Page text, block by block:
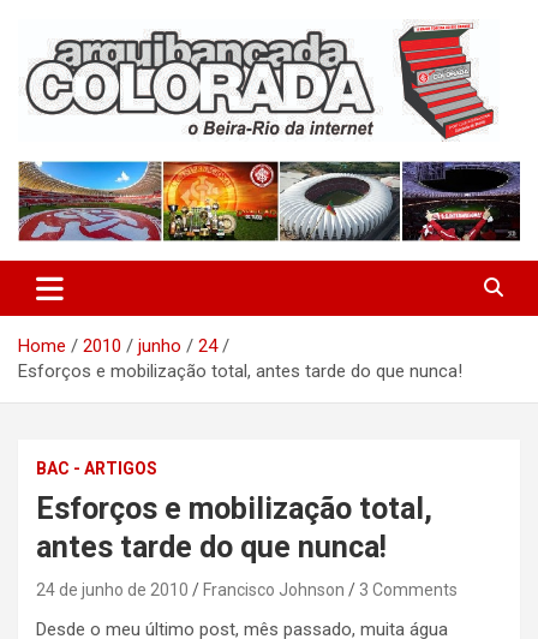
content
Arquibancada Colorada
Home 2010 junho
24
Esforços e mobilização total, antes tarde do que nunca!
BAC - ARTIGOS
Esforços e mobilização total,
antes tarde do que nunca!
24 de junho de 2010 Francisco Johnson 3 Comments
Desde o meu último post, mês passado, muita água